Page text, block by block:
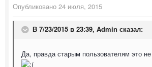
Опубликовано 24 июля, 2015
В 7/23/2015 в 23:39, Admin сказал:
Да, правда старым пользователям это не